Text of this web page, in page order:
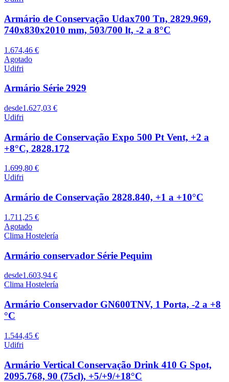
Armário de Conservação Udax700 Tn, 2829.969,
740x830x2010 mm, 503/700 lt, -2 a 8°C
1.674,46 €
Agotado
Udifri
Armário Série 2929
desde1.627,03 €
Udifri
Armário de Conservação Expo 500 Pt Vent, +2 a
+8°C, 2828.172
1.699,80 €
Udifri
Armário de Conservação 2828.840, +1 a +10°C
1.711,25 €
Agotado
Clima Hostelería
Armário conservador Série Pequim
desde1.603,94 €
Clima Hostelería
Armário Conservador GN600TNV, 1 Porta, -2 a +8
°C
1.544,45 €
Udifri
Armário Vertical Conservação Drink 410 G Spot,
2095.768, 90 (75cl), +5/+9/+18°C